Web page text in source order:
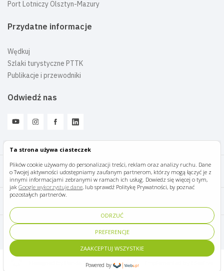
Ta strona używa ciasteczek
Plików cookie używamy do personalizacji treści, reklam oraz analizy ruchu. Dane
o Twojej aktywności udostępniamy zaufanym partnerom, którzy mogą łączyć je z
innymi informacjami zebranymi w ramach ich usług. Dowiedz się więcej o tym,
jak Google wykorzystuje dane, lub sprawdź Politykę Prywatności, by poznać
pozostałych partnerów.
ODRZUĆ
PREFERENCJE
ZAAKCEPTUJ WSZYSTKIE
Powered by
Port Lotniczy Olsztyn-Mazury
Przydatne informacje
Wędkuj
Szlaki turystyczne PTTK
Publikacje i przewodniki
Odwiedź nas
Mazury Travel © 2026
Polityka prywatności
Designed by Panda Marketing